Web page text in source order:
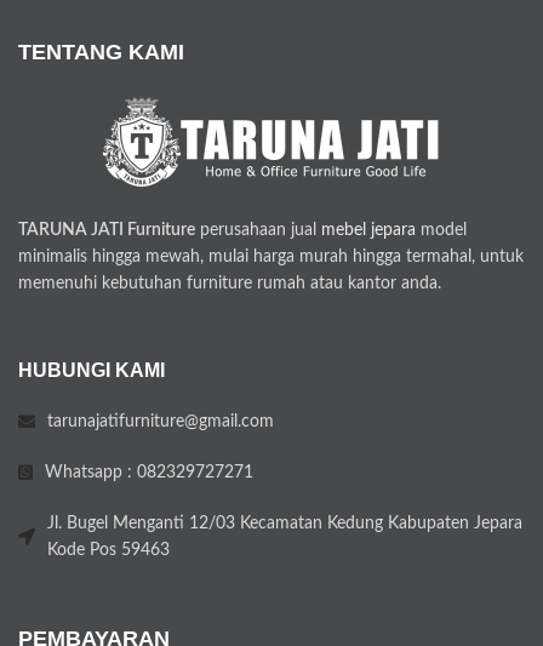
TENTANG KAMI
TARUNA JATI Furniture perusahaan jual mebel jepara model
minimalis hingga mewah, mulai harga murah hingga termahal, untuk
memenuhi kebutuhan furniture rumah atau kantor anda.
HUBUNGI KAMI
tarunajatifurniture@gmail.com
Whatsapp : 082329727271
Jl. Bugel Menganti 12/03 Kecamatan Kedung Kabupaten Jepara
Kode Pos 59463
PEMBAYARAN